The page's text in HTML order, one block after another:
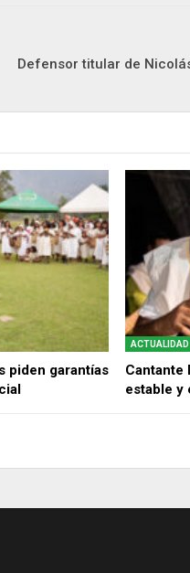
Defensor titular de
piden garantías
ACTUALIDAD
Cantante
estable y